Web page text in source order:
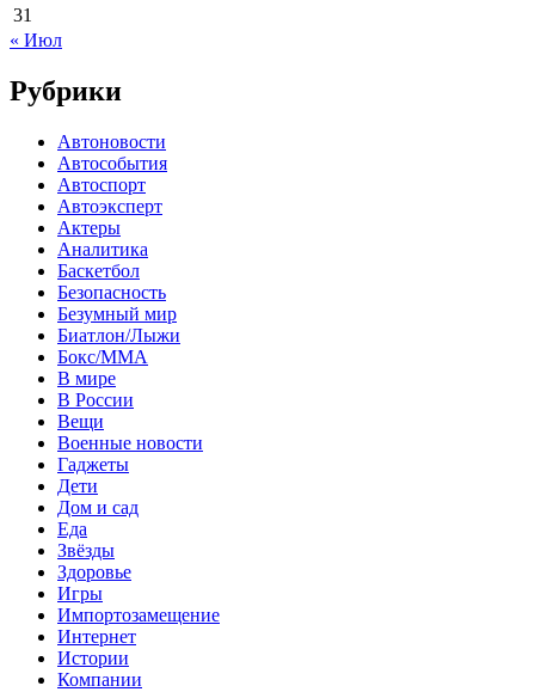
31
« Июл
Рубрики
Автоновости
Автособытия
Автоспорт
Автоэксперт
Актеры
Аналитика
Баскетбол
Безопасность
Безумный мир
Биатлон/Лыжи
Бокс/MMA
В мире
В России
Вещи
Военные новости
Гаджеты
Дети
Дом и сад
Еда
Звёзды
Здоровье
Игры
Импортозамещение
Интернет
Истории
Компании